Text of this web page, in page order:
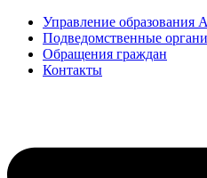
Управление
Подведомственные
Обращения граждан
Контакты